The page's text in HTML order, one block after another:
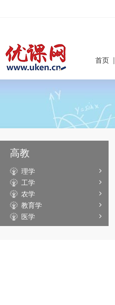
首页 |
高教
理学
工学
农学
教育学
医学